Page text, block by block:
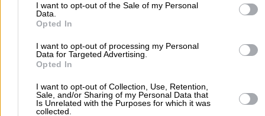
I want to opt-out of the Sale of my Personal
Data.
Opted In
I want to opt-out of processing my Personal
Data for Targeted Advertising.
Opted In
I want to opt-out of Collection, Use, Retention,
Sale, and/or Sharing of my Personal Data that
Is Unrelated with the Purposes for which it was
collected.
Τοπική Αναζήτηση
Θεσσαλονίκη
Περιστέρι Καβάλα Τρίπολη Καλλιθέα Σέρρες
Ρόδος
Πειραιάς Κέρκυρα
Καλαμάτα
περισσότερα >>
Χρήσιμα Σήμερα